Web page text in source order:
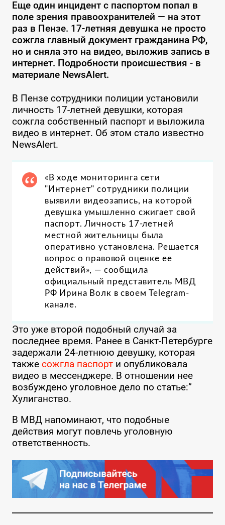
Еще один инцидент с паспортом попал в
поле зрения правоохранителей — на этот
раз в Пензе. 17-летняя девушка не просто
сожгла главный документ гражданина РФ,
но и сняла это на видео, выложив запись в
интернет. Подробности происшествия - в
материале NewsAlert.
В Пензе сотрудники полиции установили
личность 17-летней девушки, которая
сожгла собственный паспорт и выложила
видео в интернет. Об этом стало известно
NewsAlert.
«В ходе мониторинга сети
"Интернет" сотрудники полиции
выявили видеозапись, на которой
девушка умышленно сжигает свой
паспорт. Личность 17-летней
местной жительницы была
оперативно установлена. Решается
вопрос о правовой оценке ее
действий», — сообщила
официальный представитель МВД
РФ Ирина Волк в своем Telegram-
канале.
Это уже второй подобный случай за
последнее время. Ранее в Санкт-Петербурге
задержали 24-летнюю девушку, которая
также сожгла паспорти опубликовала
видео в мессенджере. В отношении нее
возбуждено уголовное дело по статье:”
Хулиганство.
В МВД напоминают, что подобные
действия могут повлечь уголовную
ответственность.